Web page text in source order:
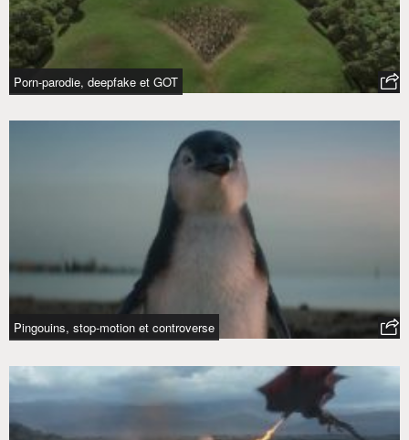
Porn-parodie, deepfake et GOT
Pingouins, stop-motion et controverse